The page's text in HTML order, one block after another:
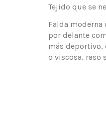
Tejido que se
Falda
por delante
más deportivo,
o viscosa, raso